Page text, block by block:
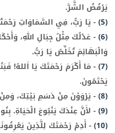
يَرْفُضُ الشَّرَّ.
(5)
- يَا رَبُّ، فِي السَّمَاوَاتِ
(6)
- عَدْلُكَ مِثْلُ جِبَالِ اللهِ،
وَالْبَهَائِمَ تُخَلِّصُ يَا رَبُّ.
(7)
-مَا أَكْرَمَ رَحْمَتَكَ يَا اَللهُ!
يَحْتَمُونَ.
(8)
- يَرْوَوْنَ مِنْ دَسَمِ بَيْتِكَ،
(9)
- لأَنَّ عِنْدَكَ يَنْبُوعَ الْحَيَاةِ.
(10)
- أَدِمْ رَحْمَتَكَ لِلَّذِينَ